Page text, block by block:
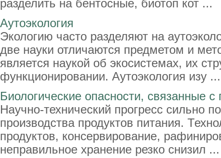
разделить на бентосные, биотоп кот ...
Аутоэкология
Экологию часто разделяют на
две науки отличаются предметом и
является наукой об экосистемах, их
функционировании. Аутоэкология изу ...
Биологические опасности, связанные
Научно-технический прогресс сильно
производства продуктов питания.
продуктов, консервирование,
неправильное хранение резко снизил ...